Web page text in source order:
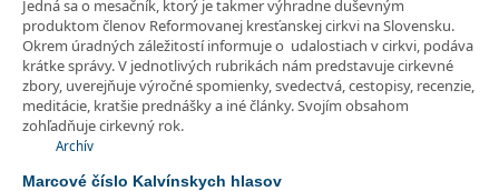
Jedná sa o mesačník, ktorý je takmer výhradne duševným
produktom členov Reformovanej kresťanskej cirkvi na Slovensku.
Okrem úradných záležitostí informuje o udalostiach v cirkvi, podáva
krátke správy. V jednotlivých rubrikách nám predstavuje cirkevné
zbory, uverejňuje výročné spomienky, svedectvá, cestopisy, recenzie,
meditácie, kratšie prednášky a iné články. Svojím obsahom
zohľadňuje cirkevný rok.
Archív
Marcové číslo Kalvínskych hlasov